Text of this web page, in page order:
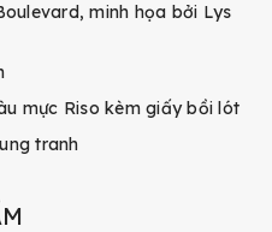
minh họa bởi Lys
mực Riso kèm giấy bồi lót
tranh